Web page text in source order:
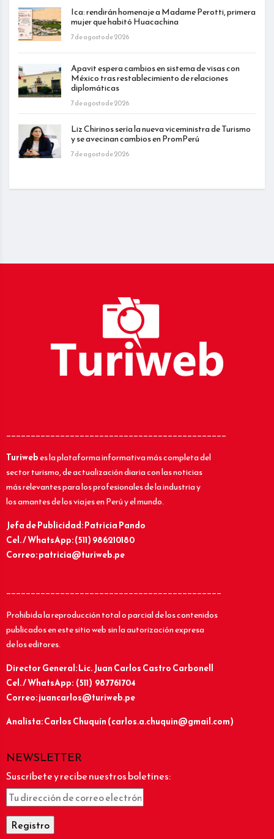
Ica: rendirán homenaje a Madame Perotti, primera
mujer que habitó Huacachina
7 de agosto de 2026
Apavit espera cambios en sistema de visas con
México tras restablecimiento de relaciones
diplomáticas
7 de agosto de 2026
Liz Chirinos sería la nueva viceministra de Turismo
y se avecinan cambios en PromPerú
7 de agosto de 2026
_____________________________________________
Turiwebes la plataforma informativa más completa del
sector turismo, de actualización diaria con las noticias
más relevantes para los profesionales de la industria y
los amantes de los viajes en Perú y el mundo.
Jefa de Publicidad: Patricia Pando
Cel. / WhatsApp: (511) 986210180
Correo: patricia@turiweb.pe
____________________________________________
Prohibida la reproducción total o parcial de los contenidos
publicados en este sitio web sin la autorización expresa
de los editores.
Director General: Lic.Juan Carlos Castro Carbonell
Cel. / WhatsApp: (511) 987761704
Correo: juancarlos@turiweb.pe
Analista: Carlos Chuquín (carlos.a.chuquin@gmail.com)
NEWSLETTER
Suscríbete y recibe nuestros boletines: